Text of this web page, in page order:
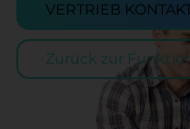
VERTRIEB
Zurück zur